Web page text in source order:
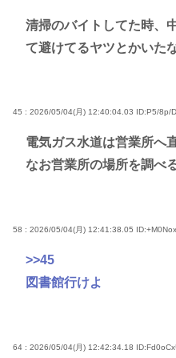
清掃のバイトしてた時、
て避けてるヤツとかいた
45 : 2026/05/04(月) 12:40:04.03 ID:P5/8p/
電気ガス水道は営業所へ
なお営業所の場所を調べ
58 : 2026/05/04(月) 12:41:38.05
>>45
図書館行けよ
64 : 2026/05/04(月) 12:42:34.18